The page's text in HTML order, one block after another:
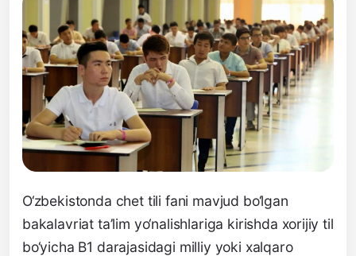
O‘zbekistonda chet tili fani mavjud bo‘lgan
bakalavriat ta’lim yo‘nalishlariga kirishda xorijiy til
bo‘yicha B1 darajasidagi milliy yoki xalqaro